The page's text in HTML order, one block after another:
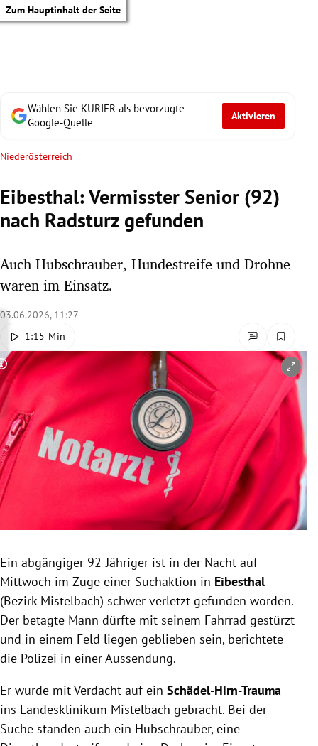
Zum Hauptinhalt der Seite
Untermenü
Untermenü
Untermenü
Untermenü
Untermenü
Untermenü
Untermenü
Untermenü
Wählen Sie KURIER als bevorzugte
Google-Quelle
Aktivieren
Niederösterreich
Eibesthal: Vermisster Senior (92)
nach Radsturz gefunden
Auch Hubschrauber, Hundestreife und Drohne
waren im Einsatz.
03.06.2026, 11:27
1:15 Min
Copyright-Hinweis öffnen/schließen
Ein abgängiger 92-Jähriger ist in der Nacht auf
Mittwoch im Zuge einer Suchaktion in Eibesthal
(Bezirk Mistelbach) schwer verletzt gefunden worden.
Der betagte Mann dürfte mit seinem Fahrrad gestürzt
und in einem Feld liegen geblieben sein, berichtete
die Polizei in einer Aussendung.
Er wurde mit Verdacht auf ein Schädel-Hirn-Trauma
ins Landesklinikum Mistelbach gebracht. Bei der
Suche standen auch ein Hubschrauber, eine